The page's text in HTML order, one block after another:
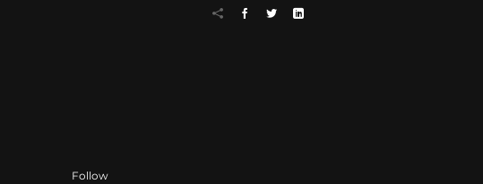
Follow